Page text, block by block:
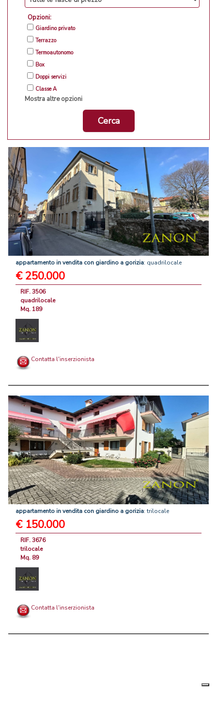
Opzioni:
Giardino privato
Terrazzo
Termoautonomo
Box
Doppi servizi
Classe A
Mostra altre opzioni
Cerca
appartamento invendita con giardino a gorizia: quadrilocale
€ 250.000
RIF. 3506
quadrilocale
Mq. 189
Contatta l'inserzionista
appartamento invendita con giardino a gorizia: trilocale
€ 150.000
RIF. 3676
trilocale
Mq. 89
Contatta l'inserzionista